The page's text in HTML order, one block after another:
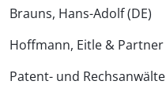
Brauns, Hans-Adolf (DE)
Hoffmann, Eitle & Partner
Patent- und Rechsanwälte